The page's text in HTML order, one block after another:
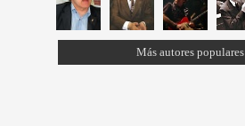
Más autores populares